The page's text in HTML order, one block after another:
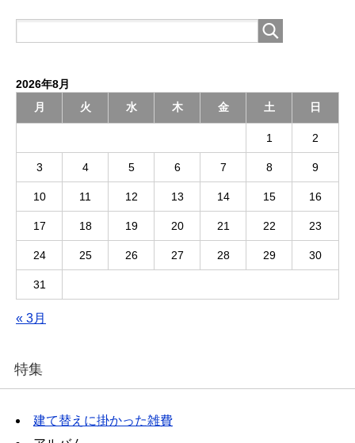
2026年8月
月
火 水 木 金 土 日
1 2
3 4 5 6 7 8 9
10 11 12 13 14 15 16
17 18 19 20 21 22 23
24 25 26 27 28 29 30
31
« 3月
特集
建て替えに掛かった雑費